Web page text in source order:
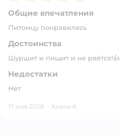
Общие впечатления
Питомцу понравилась
Достоинства
Шуршит и пищит и не рвётся!👍
Недостатки
Нет
17 мая 2026 · Ксана К.